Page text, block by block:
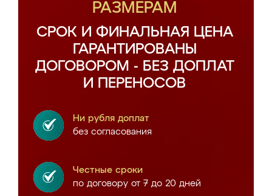
РАЗМЕРАМ
СРОК И ФИНАЛЬНАЯ ЦЕНА
ГАРАНТИРОВАНЫ
ДОГОВОРОМ - БЕЗ ДОПЛАТ
И ПЕРЕНОСОВ
Ни рубля доплат
без согласования
Честные сроки
по договору от 7 до 20 дней